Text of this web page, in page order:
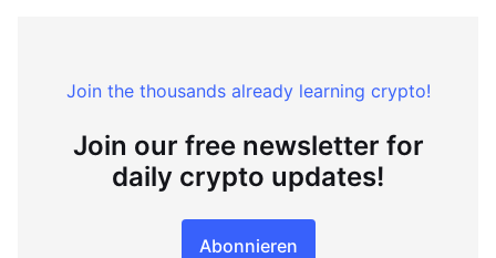
Join the thousands already learning crypto!
Join our free newsletter for
daily crypto updates!
Abonnieren